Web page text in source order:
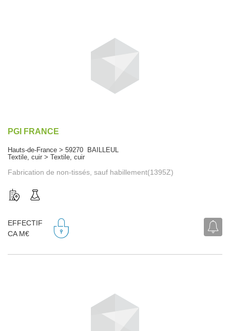
PGI FRANCE
Hauts-de-France > 59270 BAILLEUL
Textile, cuir > Textile, cuir
Fabrication de non-tissés, sauf habillement(1395Z)
EFFECTIF
CA M€